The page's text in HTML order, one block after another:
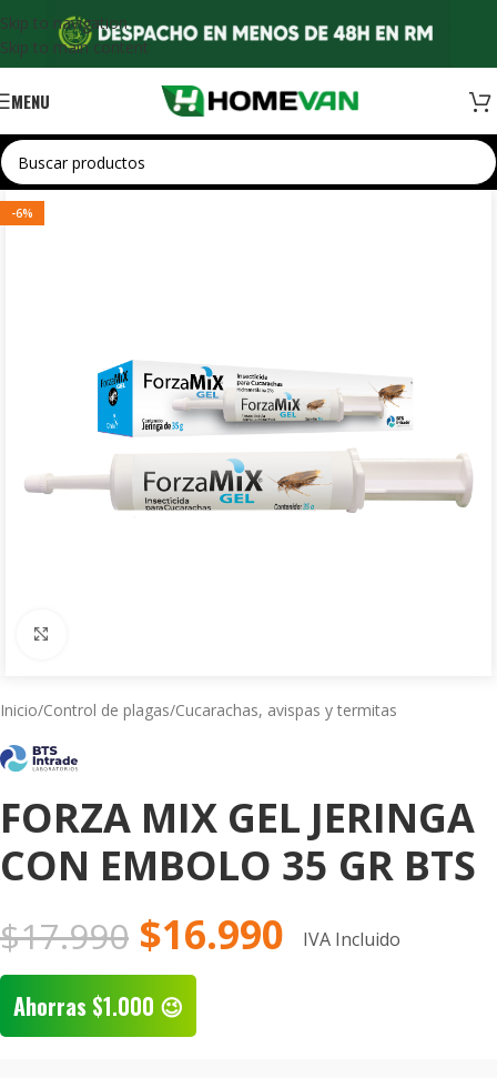
Skip to navigation
Skip to main content
MENU
-6%
Inicio/Control de plagas/Cucarachas, avispas y termitas
FORZA MIX GEL JERINGA
CON EMBOLO 35 GR BTS
$17.990 $16.990 IVA Incluido
Ahorras $1.000 😉